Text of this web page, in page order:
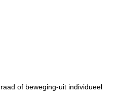
of beweging-uit individueel